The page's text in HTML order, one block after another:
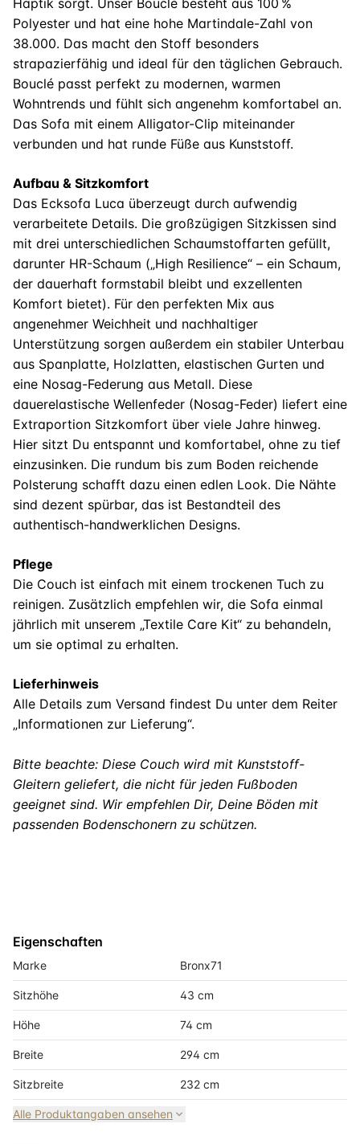
Haptik sorgt. Unser Bouclé besteht aus 100 %
Polyester und hat eine hohe Martindale-Zahl von
38.000. Das macht den Stoff besonders
strapazierfähig und ideal für den täglichen Gebrauch.
Bouclé passt perfekt zu modernen, warmen
Wohntrends und fühlt sich angenehm komfortabel an.
Das Sofa mit einem Alligator-Clip miteinander
verbunden und hat runde Füße aus Kunststoff.
Aufbau & Sitzkomfort
Das Ecksofa Luca überzeugt durch aufwendig
verarbeitete Details. Die großzügigen Sitzkissen sind
mit drei unterschiedlichen Schaumstoffarten gefüllt,
darunter HR-Schaum („High Resilience“ – ein Schaum,
der dauerhaft formstabil bleibt und exzellenten
Komfort bietet). Für den perfekten Mix aus
angenehmer Weichheit und nachhaltiger
Unterstützung sorgen außerdem ein stabiler Unterbau
aus Spanplatte, Holzlatten, elastischen Gurten und
eine Nosag-Federung aus Metall. Diese
dauerelastische Wellenfeder (Nosag-Feder) liefert eine
Extraportion Sitzkomfort über viele Jahre hinweg.
Hier sitzt Du entspannt und komfortabel, ohne zu tief
einzusinken. Die rundum bis zum Boden reichende
Polsterung schafft dazu einen edlen Look. Die Nähte
sind dezent spürbar, das ist Bestandteil des
authentisch-handwerklichen Designs.
Pflege
Die Couch ist einfach mit einem trockenen Tuch zu
reinigen. Zusätzlich empfehlen wir, die Sofa einmal
jährlich mit unserem „Textile Care Kit“ zu behandeln,
um sie optimal zu erhalten.
Lieferhinweis
Alle Details zum Versand findest Du unter dem Reiter
„Informationen zur Lieferung“.
Bitte beachte: Diese Couch wird mit Kunststoff-
Gleitern geliefert, die nicht für jeden Fußboden
geeignet sind. Wir empfehlen Dir, Deine Böden mit
passenden Bodenschonern zu schützen.
Eigenschaften
Marke Bronx71
Sitzhöhe 43 cm
Höhe 74 cm
Breite 294 cm
Sitzbreite 232 cm
Alle Produktangaben ansehen